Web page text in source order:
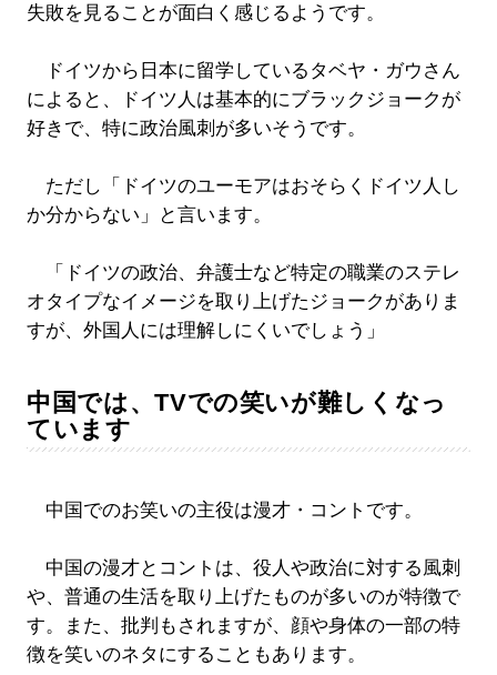
失敗を見ることが面白く感じるようです。
ドイツから日本に留学しているタベヤ・ガウさん
によると、ドイツ人は基本的にブラックジョークが
好きで、特に政治風刺が多いそうです。
ただし「ドイツのユーモアはおそらくドイツ人し
か分からない」と言います。
「ドイツの政治、弁護士など特定の職業のステレ
オタイプなイメージを取り上げたジョークがありま
すが、外国人には理解しにくいでしょう」
中国では、TVでの笑いが難しくなっ
ています
中国でのお笑いの主役は漫才・コントです。
中国の漫才とコントは、役人や政治に対する風刺
や、普通の生活を取り上げたものが多いのが特徴で
す。また、批判もされますが、顔や身体の一部の特
徴を笑いのネタにすることもあります。